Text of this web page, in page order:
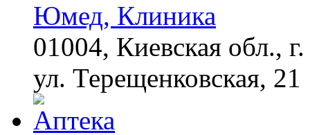
Юмед, Клиника
01004, Киевская обл.,
ул. Терещенковская, 21